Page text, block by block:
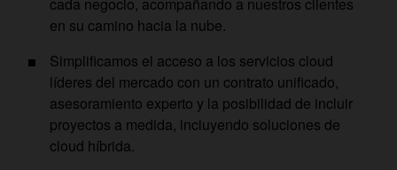
cada negocio, acompañando a nuestros clientes
en su camino hacia la nube.
Simplificamos el acceso a los servicios cloud
líderes del mercado con un contrato unificado,
asesoramiento experto y la posibilidad de incluir
proyectos a medida, incluyendo soluciones de
cloud híbrida.